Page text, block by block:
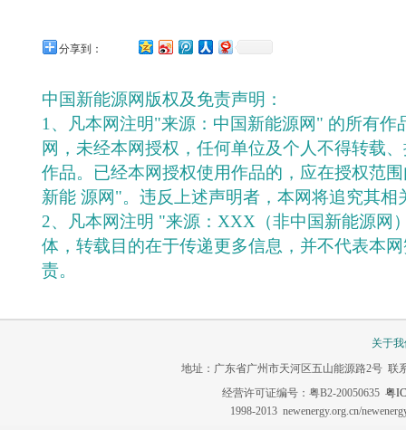
分享到：
中国新能源网版权及免责声明：
1、凡本网注明"来源：中国新能源网" 的所有作
网，未经本网授权，任何单位及个人不得转载
作品。已经本网授权使用作品的，应在授权范
新能 源网"。违反上述声明者，本网将追究其相
2、凡本网注明 "来源：XXX（非中国新能源网
体，转载目的在于传递更多信息，并不代表本
责。
关于
地址：广东省广州市天河区五山能源路2号 联
经营许可证编号：粤B2-20050635 粤
1998-2013 newenergy.org.cn/